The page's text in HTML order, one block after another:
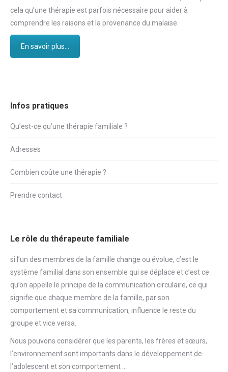
cela qu’une thérapie est parfois nécessaire pour aider à
comprendre les raisons et la provenance du malaise.
En savoir plus...
Infos pratiques
Qu’est-ce qu’une thérapie familiale ?
Adresses
Combien coûte une thérapie ?
Prendre contact
Le rôle du thérapeute familiale
si l’un des membres de la famille change ou évolue, c’est le
système familial dans son ensemble qui se déplace et c’est ce
qu’on appelle le principe de la communication circulaire, ce qui
signifie que chaque membre de la famille, par son
comportement et sa communication, influence le reste du
groupe et vice versa.
Nous pouvons considérer que les parents, les frères et sœurs,
l’environnement sont importants dans le développement de
l’adolescent et son comportement …